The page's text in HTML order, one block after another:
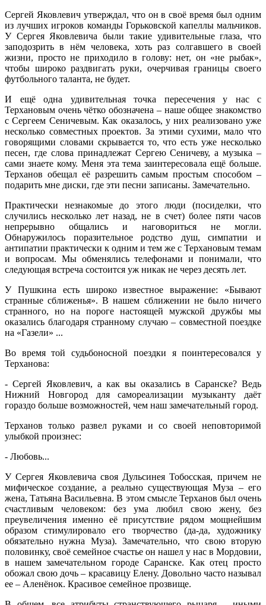
Сергей Яковлевич утверждал, что он в своё время был одним
из лучших игроков команды Горьковской капеллы мальчиков.
У Сергея Яковлевича были такие удивительные глаза, что
заподозрить в нём человека, хоть раз солгавшего в своей
жизни, просто не приходило в голову: нет, он «не рыбак»,
чтобы широко раздвигать руки, очерчивая границы своего
футбольного таланта, не будет.
И ещё одна удивительная точка пересечения у нас с
Терхановым очень чётко обозначена – наше общее знакомство
с Сергеем Сеничевым. Как оказалось, у них реализовано уже
несколько совместных проектов. За этими сухими, мало что
говорящими словами скрывается то, что есть уже несколько
песен, где слова принадлежат Сергею Сеничеву, а музыка –
сами знаете кому. Меня эта тема заинтересовала ещё больше.
Терханов обещал её разрешить самым простым способом –
подарить мне диски, где эти песни записаны. Замечательно.
Практически незнакомые до этого люди (посиделки, что
случились несколько лет назад, не в счет) более пяти часов
непрерывно общались и наговориться не могли.
Обнаружилось поразительное родство душ, симпатии и
антипатии практически к одним и тем же с Терхановым темам
и вопросам. Мы обменялись телефонами и понимали, что
следующая встреча состоится уж никак не через десять лет.
У Пушкина есть широко известное выражение: «Бывают
странные сближенья». В нашем сближении не было ничего
странного, но на пороге настоящей мужской дружбы мы
оказались благодаря странному случаю – совместной поездке
на «Газели» ...
Во время той судьбоносной поездки я поинтересовался у
Терханова:
- Сергей Яковлевич, а как вы оказались в Саранске? Ведь
Нижний Новгород для самореализации музыканту даёт
гораздо больше возможностей, чем наш замечательный город.
Терханов только развел руками и со своей неповторимой
улыбкой произнес:
- Любовь...
У Сергея Яковлевича своя Дульсинея Тобосская, причем не
мифическое создание, а реально существующая Муза – его
жена, Татьяна Васильевна. В этом смысле Терханов был очень
счастливым человеком: без ума любил свою жену, без
преувеличения именно её присутствие рядом мощнейшим
образом стимулировало его творчество (да-да, художнику
обязательно нужна Муза). Замечательно, что свою вторую
половинку, своё семейное счастье он нашел у нас в Мордовии,
в нашем замечательном городе Саранске. Как отец просто
обожал свою дочь – красавицу Елену. Довольно часто называл
ее – Аленёнок. Красивое семейное прозвище.